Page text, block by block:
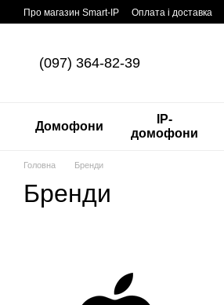
Перейти до основного контенту
Про магазин Smart-IP Оплата і доставка
(097) 364-82-39
Домофони
IP-
домофони
Головна Бренди
Бренди